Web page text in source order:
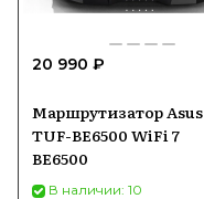
20 990 ₽
Маршрутизатор Asus
TUF-BE6500 WiFi 7
BE6500
В наличии: 10